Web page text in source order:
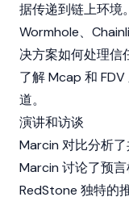
据传递到链上环境
Wormhole、
决方案如何处理信
了解 Mcap 和
道。
演讲和访谈
Marcin 对比分析
Marcin 讨论了预
RedStone 独特的